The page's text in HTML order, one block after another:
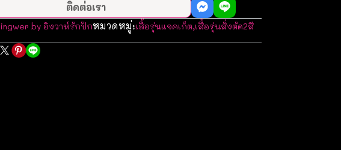
ติดต่อเรา
ingwer by อิงวาห์รักปักหมวดหมู่:เสื้อรุ่นแจคเก็ต,เสื้อรุ่นสั่งตัด2สี